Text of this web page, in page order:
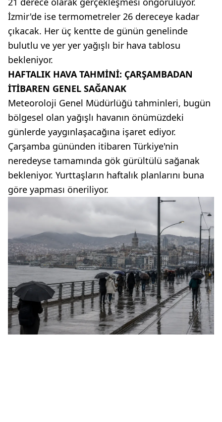
İzmir'de ise termometreler 26 dereceye kadar
çıkacak. Her üç kentte de günün genelinde
bulutlu ve yer yer yağışlı bir hava tablosu
bekleniyor.
HAFTALIK HAVA TAHMİNİ: ÇARŞAMBADAN
İTİBAREN GENEL SAĞANAK
Meteoroloji Genel Müdürlüğü tahminleri, bugün
bölgesel olan yağışlı havanın önümüzdeki
günlerde yaygınlaşacağına işaret ediyor.
Çarşamba gününden itibaren Türkiye'nin
neredeyse tamamında gök gürültülü sağanak
bekleniyor. Yurttaşların haftalık planlarını buna
göre yapması öneriliyor.